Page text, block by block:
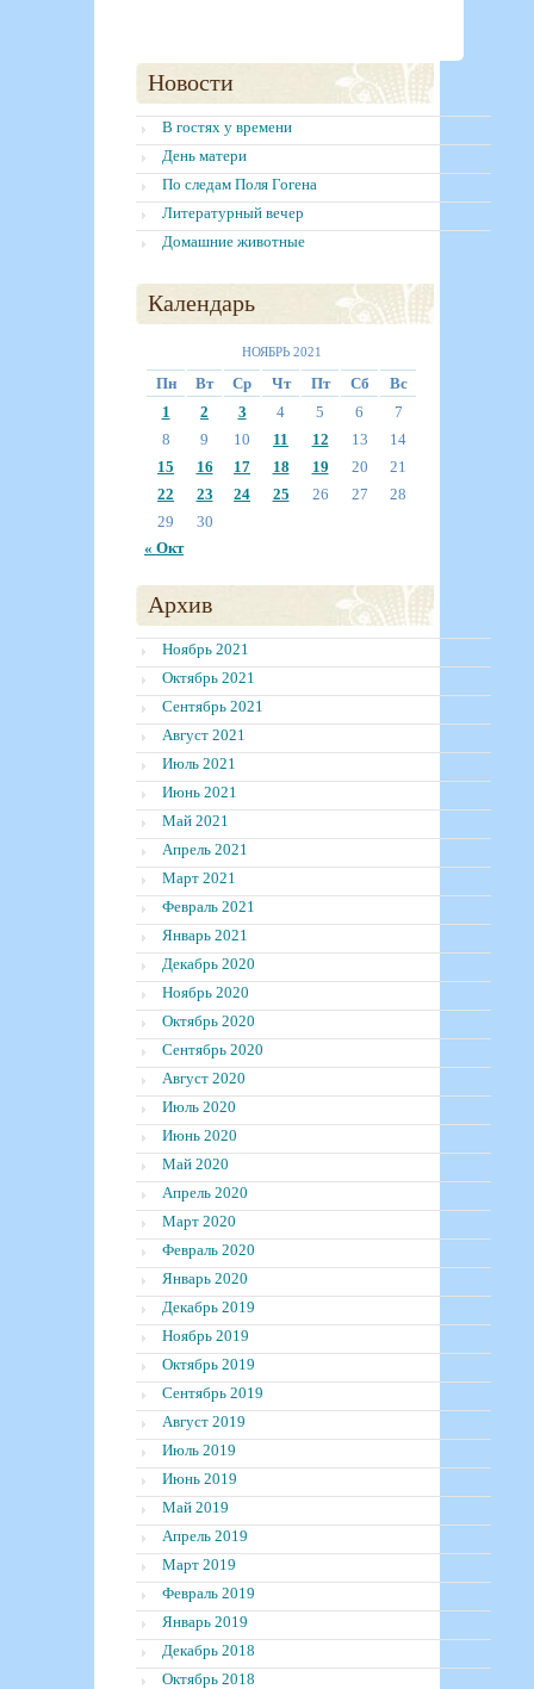
Новости
В гостях у времени
День матери
По следам Поля Гогена
Литературный вечер
Домашние животные
Календарь
НОЯБРЬ 2021
Пн Вт Ср Чт Пт Сб
Вс
1
2 3 4 5 6
7
8
9 10 11 12 13
14
15
16 17 18 19 20
21
22
23 24 25 26 27
28
29
30
« Окт
Архив
Ноябрь 2021
Октябрь 2021
Сентябрь 2021
Август 2021
Июль 2021
Июнь 2021
Май 2021
Апрель 2021
Март 2021
Февраль 2021
Январь 2021
Декабрь 2020
Ноябрь 2020
Октябрь 2020
Сентябрь 2020
Август 2020
Июль 2020
Июнь 2020
Май 2020
Апрель 2020
Март 2020
Февраль 2020
Январь 2020
Декабрь 2019
Ноябрь 2019
Октябрь 2019
Сентябрь 2019
Август 2019
Июль 2019
Июнь 2019
Май 2019
Апрель 2019
Март 2019
Февраль 2019
Январь 2019
Декабрь 2018
Октябрь 2018